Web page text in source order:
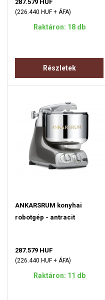
287.579 HUF
(226.440 HUF + ÁFA)
Raktáron: 18 db
Részletek
ANKARSRUM konyhai
robotgép - antracit
287.579 HUF
(226.440 HUF + ÁFA)
Raktáron: 11 db